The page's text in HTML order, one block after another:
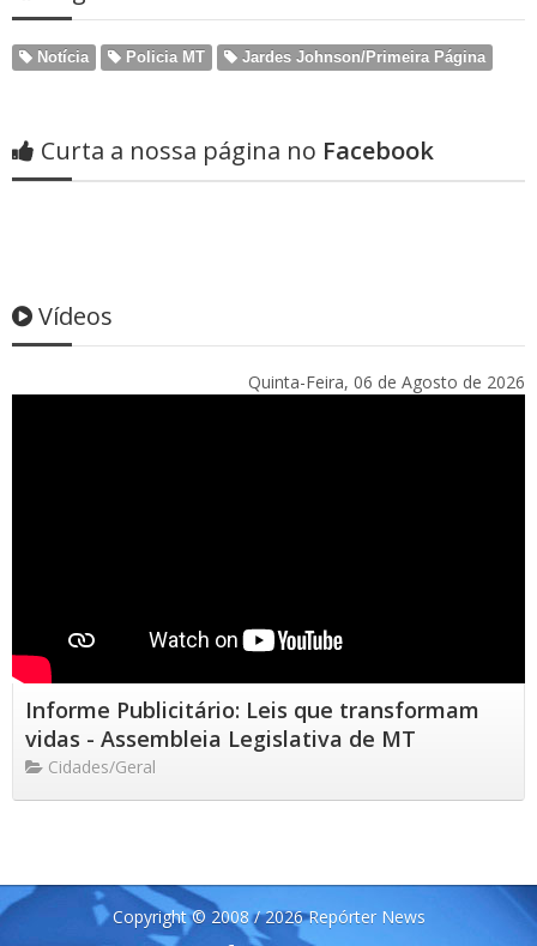
Notícia Policia MT Jardes Johnson/Primeira Página
Curta a nossa página no Facebook
Vídeos
Quinta-Feira, 06 de Agosto de 2026
Informe Publicitário: Leis que transformam
vidas - Assembleia Legislativa de MT
Cidades/Geral
Copyright © 2008 / 2026 Repórter News